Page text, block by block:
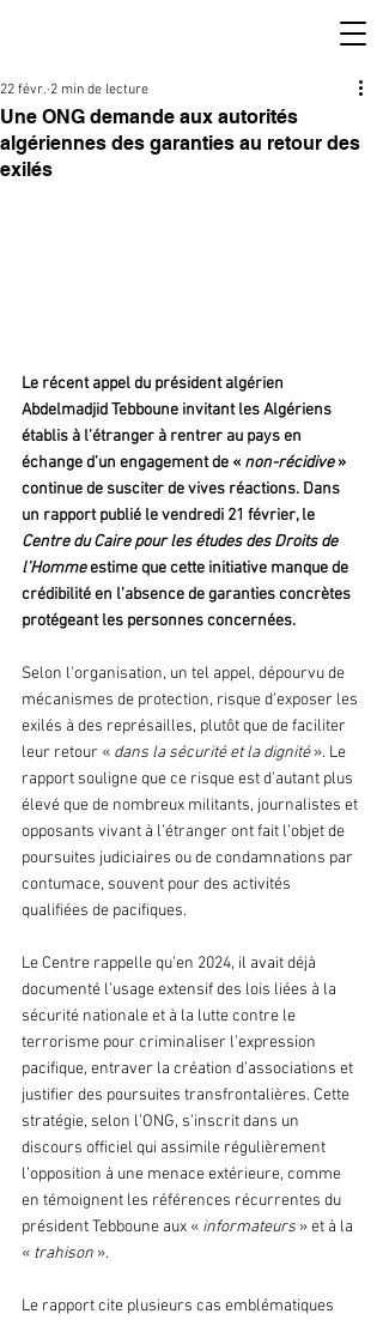
Une ONG demande aux autorités
algériennes des garanties au retour des
exilés
22 févr. 2 min de lecture
Le récent appel du président algérien
Abdelmadjid Tebboune invitant les Algériens
établis à l’étranger à rentrer au pays en
échange d’un engagement de « non-récidive »
continue de susciter de vives réactions. Dans
un rapport publié le vendredi 21 février, le
Centre du Caire pour les études des Droits de
l’Homme estime que cette initiative manque de
crédibilité en l’absence de garanties concrètes
protégeant les personnes concernées.
Selon l’organisation, un tel appel, dépourvu de
mécanismes de protection, risque d’exposer les
exilés à des représailles, plutôt que de faciliter
leur retour « dans la sécurité et la dignité ». Le
rapport souligne que ce risque est d’autant plus
élevé que de nombreux militants, journalistes et
opposants vivant à l’étranger ont fait l’objet de
poursuites judiciaires ou de condamnations par
contumace, souvent pour des activités
qualifiées de pacifiques.
Le Centre rappelle qu’en 2024, il avait déjà
documenté l’usage extensif des lois liées à la
sécurité nationale et à la lutte contre le
terrorisme pour criminaliser l’expression
pacifique, entraver la création d’associations et
justifier des poursuites transfrontalières. Cette
stratégie, selon l’ONG, s’inscrit dans un
discours officiel qui assimile régulièrement
l’opposition à une menace extérieure, comme
en témoignent les références récurrentes du
président Tebboune aux « informateurs » et à la
« trahison ».
Le rapport cite plusieurs cas emblématiques